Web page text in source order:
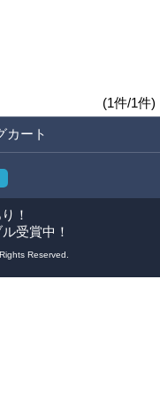
(1件/1件)
カート
！
受賞中！
Reserved.